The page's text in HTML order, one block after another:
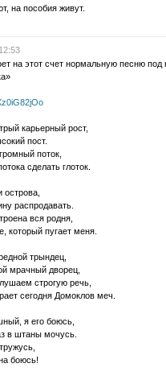
на пособия живут.
на этот счет нормальную песню под
карьерный рост,
пост.
поток,
сделать глоток.
распродавать.
вся родня,
который пугает меня.
трындец,
мрачный дворец,
строгую речь,
сегодня Домоклов меч.
я его боюсь,
в штаны мочусь.
боюсь!